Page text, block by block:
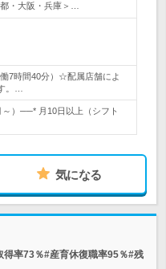
・大阪・兵庫＞…
7時間40分）☆配属店舗によ
。…
）──* 月10日以上（シフト
気になる
率73％#産育休復職率95％#残